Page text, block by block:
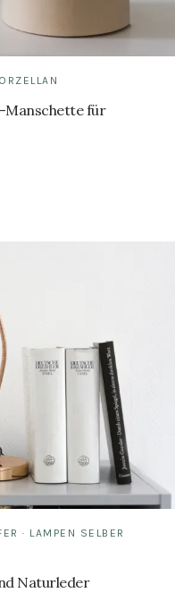
Manschette für
· LAMPEN SELBER
Naturleder